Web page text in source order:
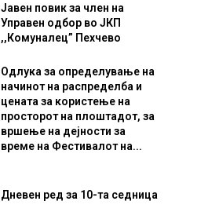
Јавен повик за член на
Управен одбор во ЈКП
,,Комуналец” Пехчево
Одлука за определување на
начинот на распределба и
цената за користење на
просторот на плоштадот, за
вршење на дејности за
време на Фестивалот на...
Дневен ред за 10-та седница